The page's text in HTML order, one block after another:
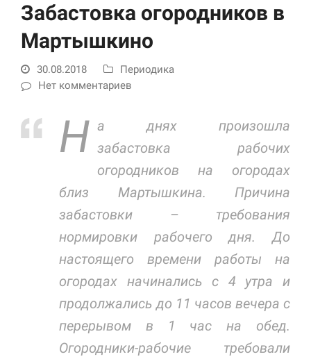
Забастовка огородников в
Мартышкино
30.08.2018
Периодика
Нет комментариев
Н а днях произошла
забастовка рабочих
огородников на огородах
близ Мартышкина. Причина
забастовки – требования
нормировки рабочего дня. До
настоящего времени работы на
огородах начинались с 4 утра и
продолжались до 11 часов вечера с
перерывом в 1 час на обед.
Огородники-рабочие требовали
Необходимые
Использование
этих файлов cookie
обязательно. Они
необходимы для
функционирования
аналитика